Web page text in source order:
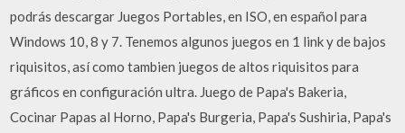
podrás descargar Juegos Portables, en ISO, en español para
Windows 10, 8 y 7. Tenemos algunos juegos en 1 link y de bajos
riquisitos, así como tambien juegos de altos riquisitos para
gráficos en configuración ultra. Juego de Papa's Bakeria,
Cocinar Papas al Horno, Papa's Burgeria, Papa's Sushiria, Papa's